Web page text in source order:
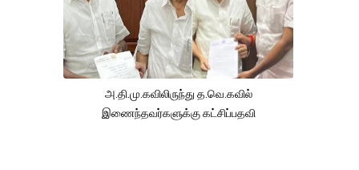
அ.தி.மு.கவிலிருந்து த.வெ.கவில்
இணைந்தவர்களுக்கு கட்சிப்பதவி